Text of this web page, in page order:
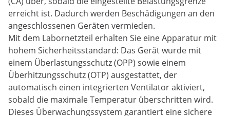
erreicht ist. Dadurch werden Beschädigungen an den
angeschlossenen Geräten vermieden.
Mit dem Labornetzteil erhalten Sie eine Apparatur mit
hohem Sicherheitsstandard: Das Gerät wurde mit
einem Überlastungsschutz (OPP) sowie einem
Überhitzungsschutz (OTP) ausgestattet, der
automatisch einen integrierten Ventilator aktiviert,
sobald die maximale Temperatur überschritten wird.
Dieses Überwachungssystem garantiert eine sichere